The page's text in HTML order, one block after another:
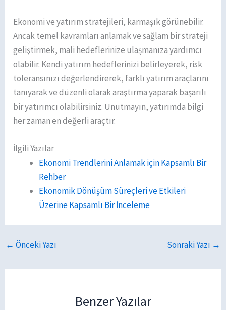
Ekonomi ve yatırım stratejileri, karmaşık görünebilir.
Ancak temel kavramları anlamak ve sağlam bir strateji
geliştirmek, mali hedeflerinize ulaşmanıza yardımcı
olabilir. Kendi yatırım hedeflerinizi belirleyerek, risk
toleransınızı değerlendirerek, farklı yatırım araçlarını
tanıyarak ve düzenli olarak araştırma yaparak başarılı
bir yatırımcı olabilirsiniz. Unutmayın, yatırımda bilgi
her zaman en değerli araçtır.
İlgili Yazılar
Ekonomi Trendlerini Anlamak için Kapsamlı Bir
Rehber
Ekonomik Dönüşüm Süreçleri ve Etkileri
Üzerine Kapsamlı Bir İnceleme
← Önceki Yazı Sonraki Yazı →
Benzer Yazılar